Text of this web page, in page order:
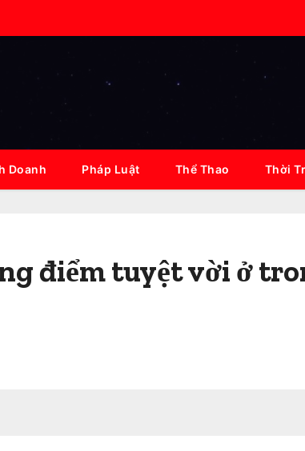
Doanh Pháp Luật Thể Thao Thời
điểm tuyệt vời ở